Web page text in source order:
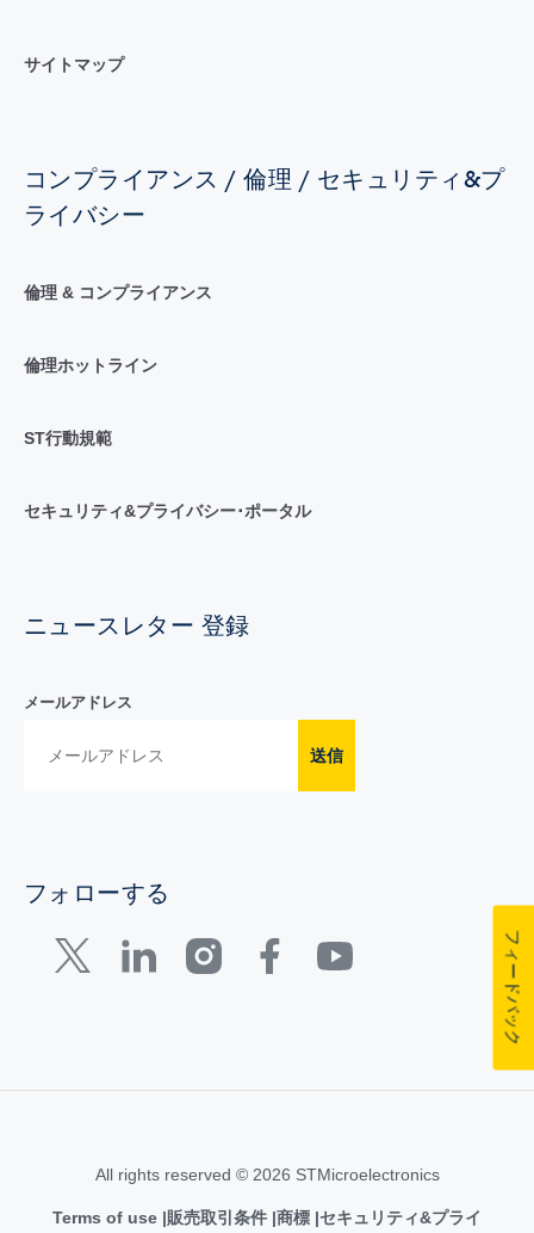
サイトマップ
コンプライアンス / 倫理 / セキュリティ&プ
ライバシー
倫理 & コンプライアンス
倫理ホットライン
ST行動規範
セキュリティ&プライバシー･ポータル
ニュースレター 登録
メールアドレス
送信
フォローする
All rights reserved © 2026 STMicroelectronics
Terms of use 販売取引条件 商標 セキュリティ&プライ
フィードバック